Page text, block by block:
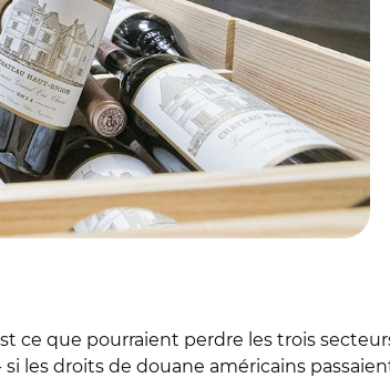
ce que pourraient perdre les trois
droits de douane américains